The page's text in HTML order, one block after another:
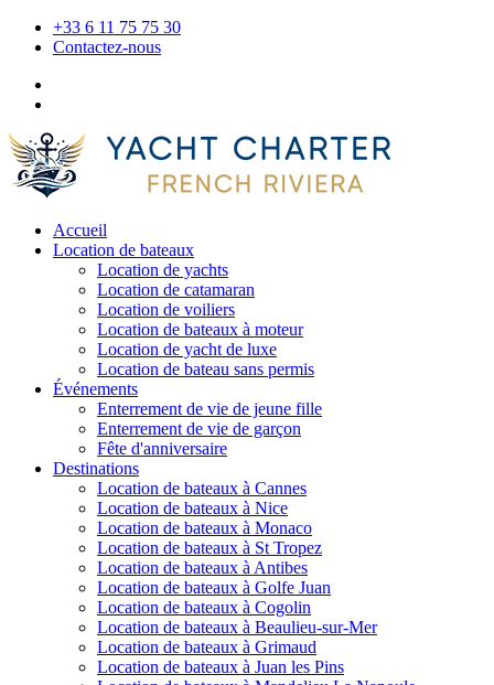
+33 6 11 75 75 30
Contactez-nous
Accueil
Location de bateaux
Location de yachts
Location de catamaran
Location de voiliers
Location de bateaux à moteur
Location de yacht de luxe
Location de bateau sans permis
Événements
Enterrement de vie de jeune fille
Enterrement de vie de garçon
Fête d'anniversaire
Destinations
Location de bateaux à Cannes
Location de bateaux à Nice
Location de bateaux à Monaco
Location de bateaux à St Tropez
Location de bateaux à Antibes
Location de bateaux à Golfe Juan
Location de bateaux à Cogolin
Location de bateaux à Beaulieu-sur-Mer
Location de bateaux à Grimaud
Location de bateaux à Juan les Pins